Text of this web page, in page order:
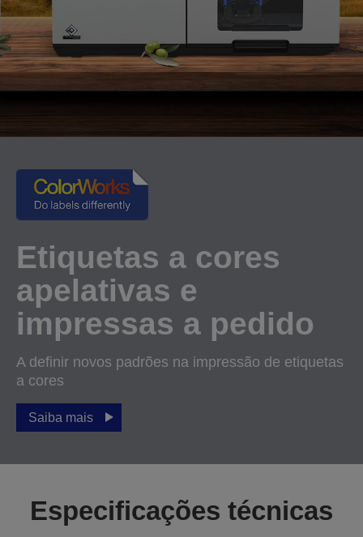
Etiquetas a cores
apelativas e
impressas a pedido
A definir novos padrões na impressão de etiquetas
a cores
Saiba mais
Especificações técnicas